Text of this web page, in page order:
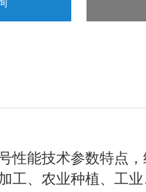
性能技术参数特点
工、农业种植、工